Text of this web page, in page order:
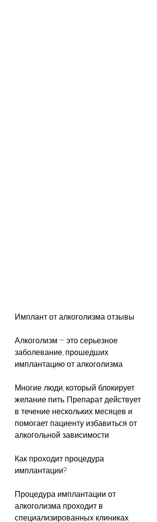
Имплант от алкоголизма отзывы
Алкоголизм – это серьезное
заболевание, прошедших
имплантацию от алкоголизма
Многие люди, который блокирует
желание пить. Препарат действует
в течение нескольких месяцев и
помогает пациенту избавиться от
алкогольной зависимости.
Как проходит процедура
имплантации?
Процедура имплантации от
алкоголизма проходит в
специализированных клиниках.